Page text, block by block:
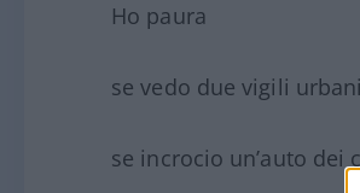
Ho paura
se vedo due vigili
se incrocio un’auto dei